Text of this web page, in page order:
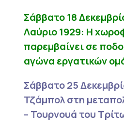
Σάββατο 18
Λαύριο 1929: Η
παρεμβαίνει σε
αγώνα εργατικών
Σάββατο 25
Τζάμπολ στη
– Τουρνουά του